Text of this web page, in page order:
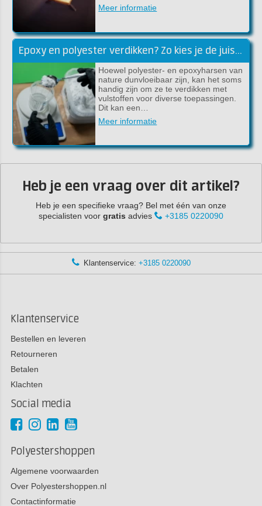
Meer informatie
Epoxy en polyester verdikken? Zo kies je de juiste vulstof!
Hoewel polyester- en epoxyharsen van
nature dunvloeibaar zijn, kan het soms
handig zijn om ze te verdikken met
vulstoffen voor diverse toepassingen.
Dit kan een…
Meer informatie
Heb je een vraag over dit artikel?
Heb je een specifieke vraag? Bel met één van onze
specialisten voor gratis advies +3185 0220090
Klantenservice: +3185 0220090
Klantenservice
Bestellen en leveren
Retourneren
Betalen
Klachten
Social media
Polyestershoppen
Algemene voorwaarden
Over Polyestershoppen.nl
Contactinformatie